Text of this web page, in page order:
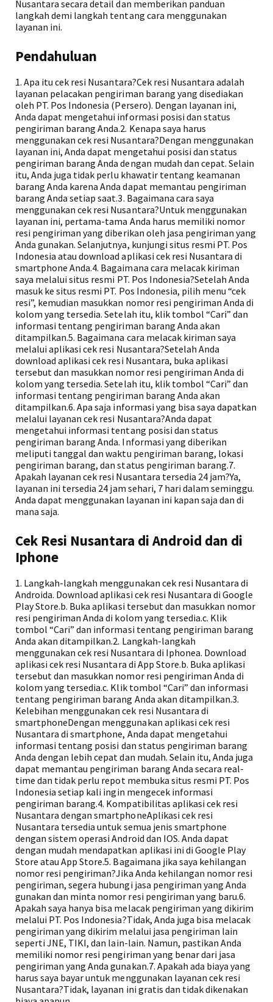
Nusantara secara detail dan memberikan panduan
langkah demi langkah tentang cara menggunakan
layanan ini.
Pendahuluan
1. Apa itu cek resi Nusantara?Cek resi Nusantara adalah
layanan pelacakan pengiriman barang yang disediakan
oleh PT. Pos Indonesia (Persero). Dengan layanan ini,
Anda dapat mengetahui informasi posisi dan status
pengiriman barang Anda.2. Kenapa saya harus
menggunakan cek resi Nusantara?Dengan menggunakan
layanan ini, Anda dapat mengetahui posisi dan status
pengiriman barang Anda dengan mudah dan cepat. Selain
itu, Anda juga tidak perlu khawatir tentang keamanan
barang Anda karena Anda dapat memantau pengiriman
barang Anda setiap saat.3. Bagaimana cara saya
menggunakan cek resi Nusantara?Untuk menggunakan
layanan ini, pertama-tama Anda harus memiliki nomor
resi pengiriman yang diberikan oleh jasa pengiriman yang
Anda gunakan. Selanjutnya, kunjungi situs resmi PT. Pos
Indonesia atau download aplikasi cek resi Nusantara di
smartphone Anda.4. Bagaimana cara melacak kiriman
saya melalui situs resmi PT. Pos Indonesia?Setelah Anda
masuk ke situs resmi PT. Pos Indonesia, pilih menu “cek
resi”, kemudian masukkan nomor resi pengiriman Anda di
kolom yang tersedia. Setelah itu, klik tombol “Cari” dan
informasi tentang pengiriman barang Anda akan
ditampilkan.5. Bagaimana cara melacak kiriman saya
melalui aplikasi cek resi Nusantara?Setelah Anda
download aplikasi cek resi Nusantara, buka aplikasi
tersebut dan masukkan nomor resi pengiriman Anda di
kolom yang tersedia. Setelah itu, klik tombol “Cari” dan
informasi tentang pengiriman barang Anda akan
ditampilkan.6. Apa saja informasi yang bisa saya dapatkan
melalui layanan cek resi Nusantara?Anda dapat
mengetahui informasi tentang posisi dan status
pengiriman barang Anda. Informasi yang diberikan
meliputi tanggal dan waktu pengiriman barang, lokasi
pengiriman barang, dan status pengiriman barang.7.
Apakah layanan cek resi Nusantara tersedia 24 jam?Ya,
layanan ini tersedia 24 jam sehari, 7 hari dalam seminggu.
Anda dapat menggunakan layanan ini kapan saja dan di
mana saja.
Cek Resi Nusantara di Android dan di
Iphone
1. Langkah-langkah menggunakan cek resi Nusantara di
Androida. Download aplikasi cek resi Nusantara di Google
Play Store.b. Buka aplikasi tersebut dan masukkan nomor
resi pengiriman Anda di kolom yang tersedia.c. Klik
tombol “Cari” dan informasi tentang pengiriman barang
Anda akan ditampilkan.2. Langkah-langkah
menggunakan cek resi Nusantara di Iphonea. Download
aplikasi cek resi Nusantara di App Store.b. Buka aplikasi
tersebut dan masukkan nomor resi pengiriman Anda di
kolom yang tersedia.c. Klik tombol “Cari” dan informasi
tentang pengiriman barang Anda akan ditampilkan.3.
Kelebihan menggunakan cek resi Nusantara di
smartphoneDengan menggunakan aplikasi cek resi
Nusantara di smartphone, Anda dapat mengetahui
informasi tentang posisi dan status pengiriman barang
Anda dengan lebih cepat dan mudah. Selain itu, Anda juga
dapat memantau pengiriman barang Anda secara real-
time dan tidak perlu repot membuka situs resmi PT. Pos
Indonesia setiap kali ingin mengecek informasi
pengiriman barang.4. Kompatibilitas aplikasi cek resi
Nusantara dengan smartphoneAplikasi cek resi
Nusantara tersedia untuk semua jenis smartphone
dengan sistem operasi Android dan IOS. Anda dapat
dengan mudah mendapatkan aplikasi ini di Google Play
Store atau App Store.5. Bagaimana jika saya kehilangan
nomor resi pengiriman?Jika Anda kehilangan nomor resi
pengiriman, segera hubungi jasa pengiriman yang Anda
gunakan dan minta nomor resi pengiriman yang baru.6.
Apakah saya hanya bisa melacak pengiriman yang dikirim
melalui PT. Pos Indonesia?Tidak, Anda juga bisa melacak
pengiriman yang dikirim melalui jasa pengiriman lain
seperti JNE, TIKI, dan lain-lain. Namun, pastikan Anda
memiliki nomor resi pengiriman yang benar dari jasa
pengiriman yang Anda gunakan.7. Apakah ada biaya yang
harus saya bayar untuk menggunakan layanan cek resi
Nusantara?Tidak, layanan ini gratis dan tidak dikenakan